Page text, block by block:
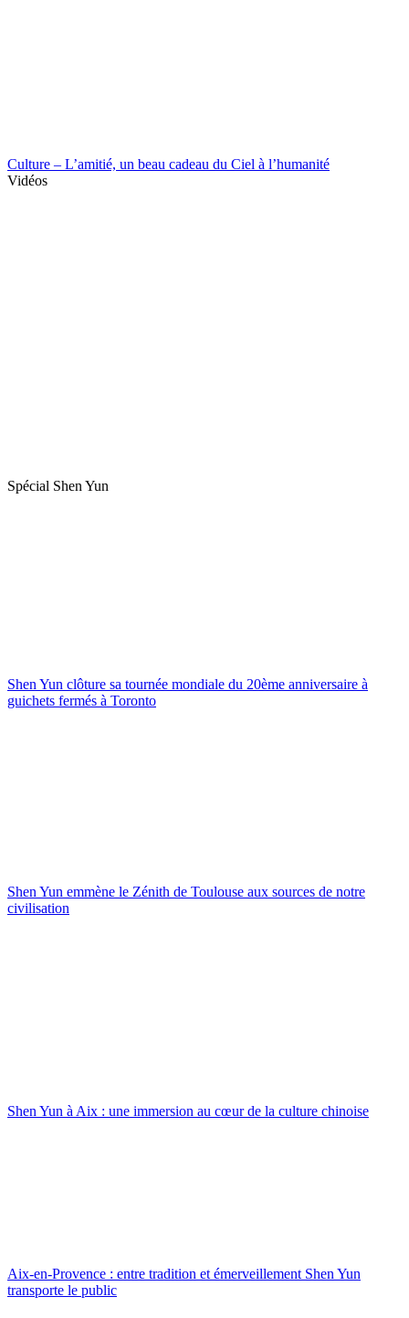
Culture – L’amitié, un beau cadeau du Ciel à l’humanité
Vidéos
Spécial Shen Yun
Shen Yun clôture sa tournée mondiale du 20ème anniversaire à
guichets fermés à Toronto
Shen Yun emmène le Zénith de Toulouse aux sources de notre
civilisation
Shen Yun à Aix : une immersion au cœur de la culture chinoise
Aix-en-Provence : entre tradition et émerveillement Shen Yun
transporte le public